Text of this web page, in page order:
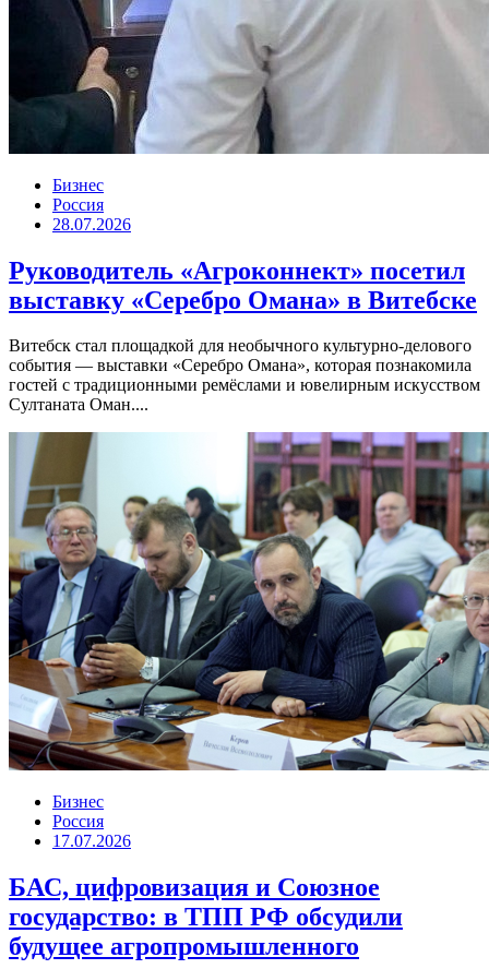
Бизнес
Россия
28.07.2026
Руководитель «Агроконнект» посетил
выставку «Серебро Омана» в Витебске
Витебск стал площадкой для необычного культурно-делового
события — выставки «Серебро Омана», которая познакомила
гостей с традиционными ремёслами и ювелирным искусством
Султаната Оман....
Бизнес
Россия
17.07.2026
БАС, цифровизация и Союзное
государство: в ТПП РФ обсудили
будущее агропромышленного